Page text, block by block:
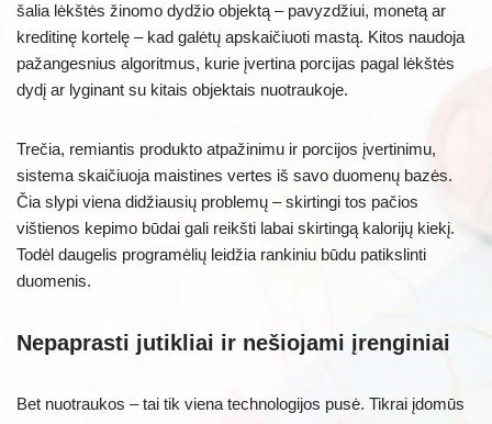
šalia lėkštės žinomo dydžio objektą – pavyzdžiui, monetą ar
kreditinę kortelę – kad galėtų apskaičiuoti mastą. Kitos naudoja
pažangesnius algoritmus, kurie įvertina porcijas pagal lėkštės
dydį ar lyginant su kitais objektais nuotraukoje.
Trečia, remiantis produkto atpažinimu ir porcijos įvertinimu,
sistema skaičiuoja maistines vertes iš savo duomenų bazės.
Čia slypi viena didžiausių problemų – skirtingi tos pačios
vištienos kepimo būdai gali reikšti labai skirtingą kalorijų kiekį.
Todėl daugelis programėlių leidžia rankiniu būdu patikslinti
duomenis.
Nepaprasti jutikliai ir nešiojami įrenginiai
Bet nuotraukos – tai tik viena technologijos pusė. Tikrai įdomūs